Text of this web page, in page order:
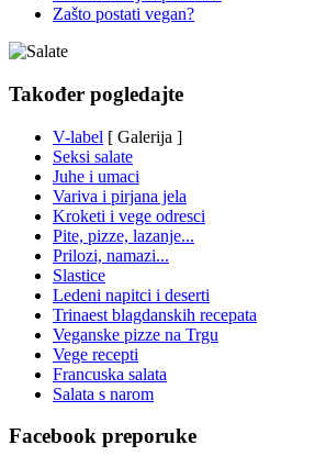
Zašto postati vegan?
Također pogledajte
V-label [ Galerija ]
Seksi salate
Juhe i umaci
Variva i pirjana jela
Kroketi i vege odresci
Pite, pizze, lazanje...
Prilozi, namazi...
Slastice
Ledeni napitci i deserti
Trinaest blagdanskih recepata
Veganske pizze na Trgu
Vege recepti
Francuska salata
Salata s narom
Facebook preporuke